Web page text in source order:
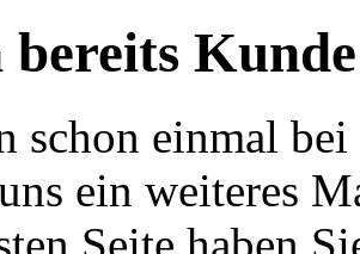
Kunde
schon einmal
ein weiteres